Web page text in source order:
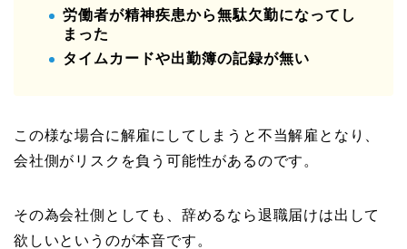
労働者が精神疾患から無駄欠勤になってし
まった
タイムカードや出勤簿の記録が無い
この様な場合に解雇にしてしまうと不当解雇となり、
会社側がリスクを負う可能性があるのです。
その為会社側としても、辞めるなら退職届けは出して
欲しいというのが本音です。